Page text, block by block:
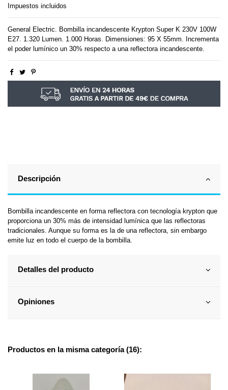
Impuestos incluidos
General Electric. Bombilla incandescente Krypton Super K 230V 100W
E27. 1.320 Lumen. 1.000 Horas. Dimensiones: 95 X 55mm. Incrementa
el poder lumínico un 30% respecto a una reflectora incandescente.
Descripción
Bombilla incandescente en forma reflectora con tecnología krypton que
proporciona un 30% más de intensidad lumínica que las reflectoras
tradicionales. Aunque su forma es la de una reflectora, sin embargo
emite luz en todo el cuerpo de la bombilla.
Detalles del producto
Opiniones
Productos en la misma categoría (16):